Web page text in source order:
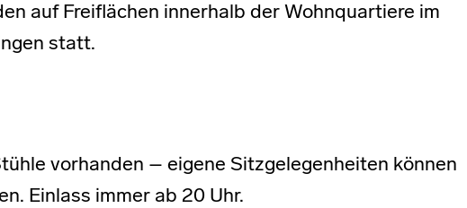
auf Freiflächen innerhalb der Wohnquartiere im
statt.
vorhanden – eigene Sitzgelegenheiten können
Einlass immer ab 20 Uhr.